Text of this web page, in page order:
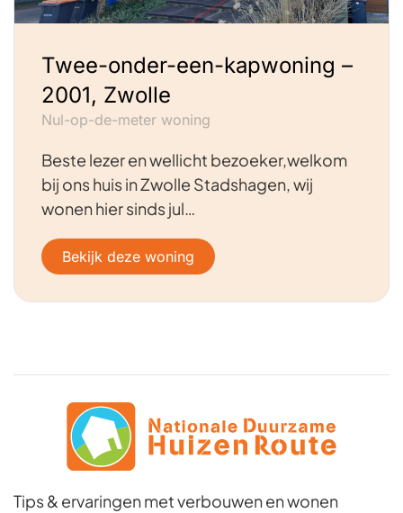
Twee-onder-een-kapwoning –
2001, Zwolle
Nul-op-de-meter woning
Beste lezer en wellicht bezoeker,welkom
bij ons huis in Zwolle Stadshagen, wij
wonen hier sinds jul…
Bekijk deze woning
Tips & ervaringen met verbouwen en wonen